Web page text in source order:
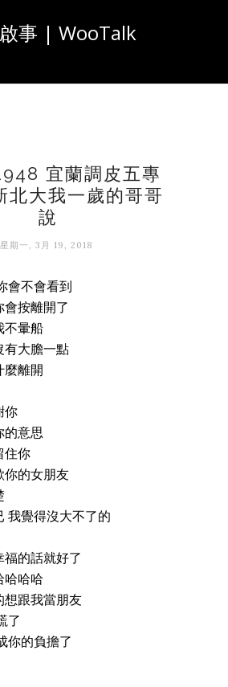
事 | WooTalk
宜蘭調皮五專
北大我一歲的哥哥
說
星期一, 3月 19, 2018
會不會看到
按離開了
不暈船
有大膽一點
麼離開
你
的意思
住你
你的女朋友
我覺得沒大不了的
的話就好了
哈哈哈
想跟我當朋友
了
你的負擔了